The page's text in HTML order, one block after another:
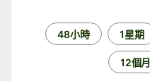
48小時 1星期
12個月